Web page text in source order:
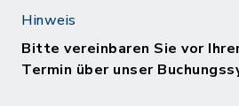
Hinweis
Bitte vereinbaren Sie vor
Termin über unser